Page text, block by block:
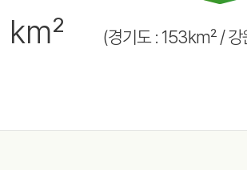
km² (경기도 : 153km² /